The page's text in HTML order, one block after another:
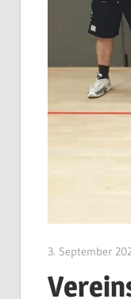
3. September